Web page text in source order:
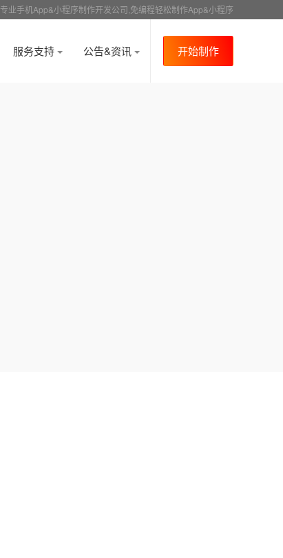
专业手机App&小程序制作开发公司,免编程轻松制作App&小程序
服务支持 公告&资讯 开始制作